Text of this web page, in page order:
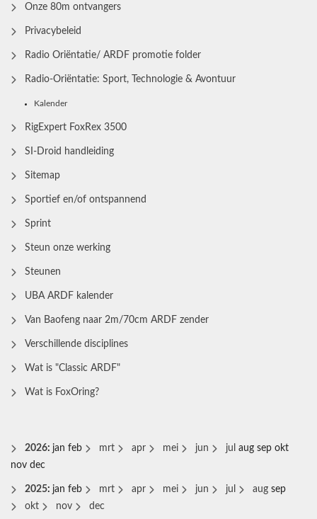
Onze 80m ontvangers
Privacybeleid
Radio Oriëntatie/ ARDF promotie folder
Radio‑Oriëntatie: Sport, Technologie & Avontuur
Kalender
RigExpert FoxRex 3500
SI-Droid handleiding
Sitemap
Sportief en/of ontspannend
Sprint
Steun onze werking
Steunen
UBA ARDF kalender
Van Baofeng naar 2m/70cm ARDF zender
Verschillende disciplines
Wat is "Classic ARDF"
Wat is FoxOring?
2026: jan feb mrt apr mei jun jul aug sep okt
nov dec
2025: jan feb mrt apr mei jun jul aug sep
okt
nov dec